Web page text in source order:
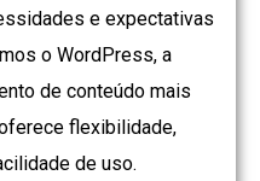
e expectativas
o WordPress, a
de conteúdo mais
flexibilidade,
de uso.